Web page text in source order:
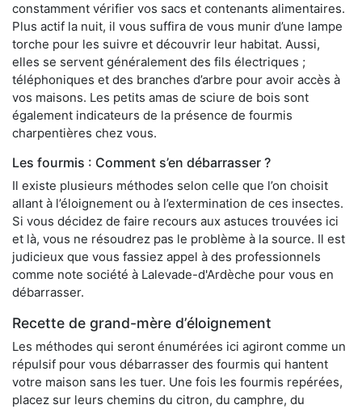
constamment vérifier vos sacs et contenants alimentaires.
Plus actif la nuit, il vous suffira de vous munir d’une lampe
torche pour les suivre et découvrir leur habitat. Aussi,
elles se servent généralement des fils électriques ;
téléphoniques et des branches d’arbre pour avoir accès à
vos maisons. Les petits amas de sciure de bois sont
également indicateurs de la présence de fourmis
charpentières chez vous.
Les fourmis : Comment s’en débarrasser ?
Il existe plusieurs méthodes selon celle que l’on choisit
allant à l’éloignement ou à l’extermination de ces insectes.
Si vous décidez de faire recours aux astuces trouvées ici
et là, vous ne résoudrez pas le problème à la source. Il est
judicieux que vous fassiez appel à des professionnels
comme note société à Lalevade-d'Ardèche pour vous en
débarrasser.
Recette de grand-mère d’éloignement
Les méthodes qui seront énumérées ici agiront comme un
répulsif pour vous débarrasser des fourmis qui hantent
votre maison sans les tuer. Une fois les fourmis repérées,
placez sur leurs chemins du citron, du camphre, du